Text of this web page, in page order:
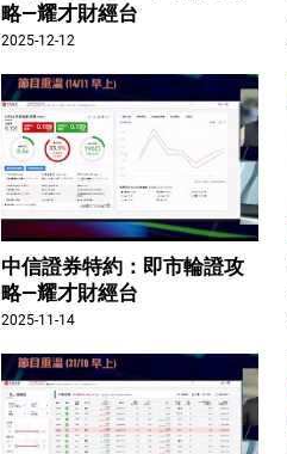
略—耀才財經台
2025-12-12
中信證券特約：即市輪證攻
略—耀才財經台
2025-11-14